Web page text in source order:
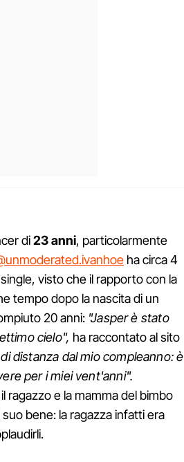
di23 anni, particolarmente
ha circa 4
visto che il rapporto con la
tempo dopo la nascita di un
20 anni: "Jasper è stato
cielo", ha raccontato al sito
distanza dal mio compleanno: è
per i miei vent'anni".
ragazzo e la mamma del bimbo
bene: la ragazza infatti era